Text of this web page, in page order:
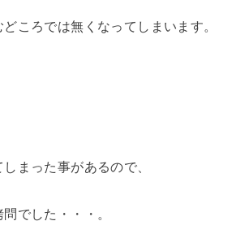
ころでは無くなってしまいます。
まった事があるので、
でした・・・。